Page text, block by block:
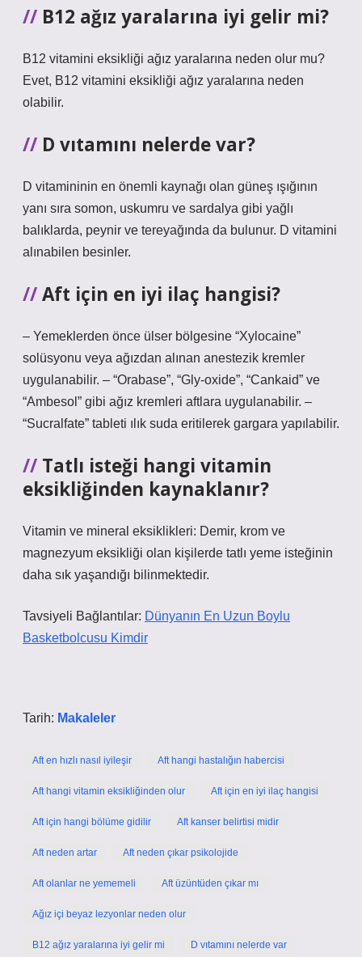
B12 ağız yaralarına iyi gelir mi?
B12 vitamini eksikliği ağız yaralarına neden olur mu?
Evet, B12 vitamini eksikliği ağız yaralarına neden
olabilir.
D vıtamını nelerde var?
D vitamininin en önemli kaynağı olan güneş ışığının
yanı sıra somon, uskumru ve sardalya gibi yağlı
balıklarda, peynir ve tereyağında da bulunur. D vitamini
alınabilen besinler.
Aft için en iyi ilaç hangisi?
– Yemeklerden önce ülser bölgesine “Xylocaine”
solüsyonu veya ağızdan alınan anestezik kremler
uygulanabilir. – “Orabase”, “Gly-oxide”, “Cankaid” ve
“Ambesol” gibi ağız kremleri aftlara uygulanabilir. –
“Sucralfate” tableti ılık suda eritilerek gargara yapılabilir.
Tatlı isteği hangi vitamin
eksikliğinden kaynaklanır?
Vitamin ve mineral eksiklikleri: Demir, krom ve
magnezyum eksikliği olan kişilerde tatlı yeme isteğinin
daha sık yaşandığı bilinmektedir.
Tavsiyeli Bağlantılar: Dünyanın En Uzun Boylu
Basketbolcusu Kimdir
Tarih: Makaleler
Aft en hızlı nasıl iyileşir Aft hangi hastalığın habercisi
Aft hangi vitamin eksikliğinden olur Aft için en iyi ilaç hangisi
Aft için hangi bölüme gidilir Aft kanser belirtisi midir
Aft neden artar Aft neden çıkar psikolojide
Aft olanlar ne yememeli Aft üzüntüden çıkar mı
Ağız içi beyaz lezyonlar neden olur
B12 ağız yaralarına iyi gelir mi D vıtamını nelerde var